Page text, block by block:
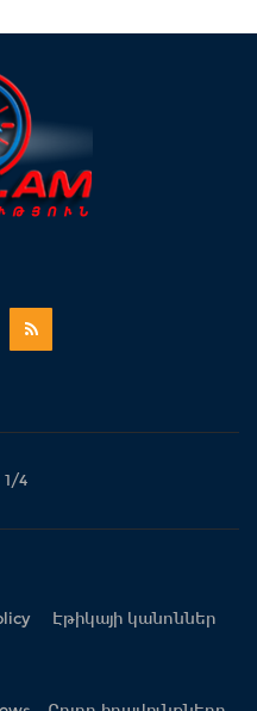
4
Էթիկայի կանոններ